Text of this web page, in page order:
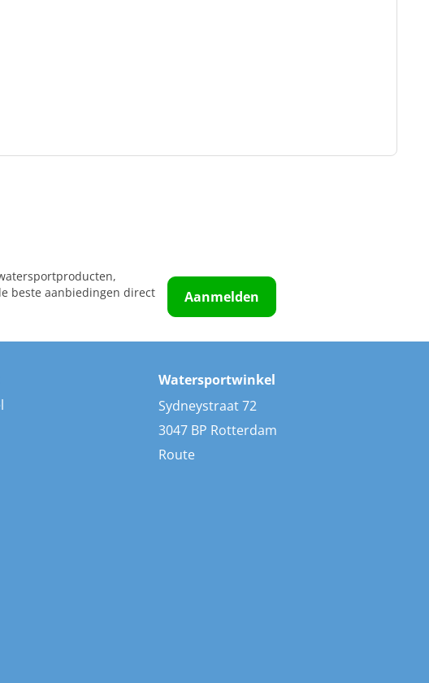
beste aanbiedingen direct
Aanmelden
Watersportwinkel
Sydneystraat 72
3047 BP Rotterdam
Route